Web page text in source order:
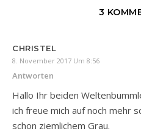
3
CHRISTEL
8. November 2017 Um 8:56
Antworten
Hallo Ihr beiden
ich freue mich auf noch mehr
schon ziemlichem Grau.